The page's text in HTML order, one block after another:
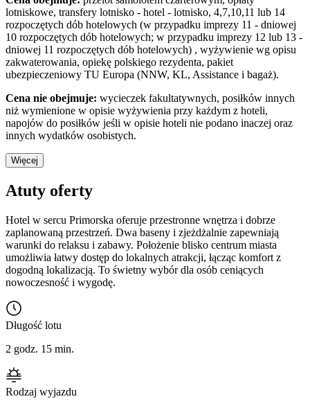
lotniskowe, transfery lotnisko - hotel - lotnisko, 4,7,10,11 lub 14
rozpoczętych dób hotelowych (w przypadku imprezy 11 - dniowej
10 rozpoczętych dób hotelowych; w przypadku imprezy 12 lub 13 -
dniowej 11 rozpoczętych dób hotelowych) , wyżywienie wg opisu
zakwaterowania, opiekę polskiego rezydenta, pakiet
ubezpieczeniowy TU Europa (NNW, KL, Assistance i bagaż).
Cena nie obejmuje: wycieczek fakultatywnych, posiłków innych
niż wymienione w opisie wyżywienia przy każdym z hoteli,
napojów do posiłków jeśli w opisie hoteli nie podano inaczej oraz
innych wydatków osobistych.
Więcej
Atuty oferty
Hotel w sercu Primorska oferuje przestronne wnętrza i dobrze
zaplanowaną przestrzeń. Dwa baseny i zjeżdżalnie zapewniają
warunki do relaksu i zabawy. Położenie blisko centrum miasta
umożliwia łatwy dostęp do lokalnych atrakcji, łącząc komfort z
dogodną lokalizacją. To świetny wybór dla osób ceniących
nowoczesność i wygodę.
Długość lotu
2 godz. 15 min.
Rodzaj wyjazdu